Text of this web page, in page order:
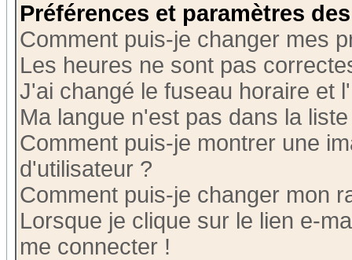
Préférences et paramètres
Comment puis-je changer mes
Les heures ne sont pas
J'ai changé le fuseau horaire et
Ma langue n'est pas dans la
Comment puis-je montrer une
d'utilisateur ?
Comment puis-je changer mon
Lorsque je clique sur le lien e-
me connecter !